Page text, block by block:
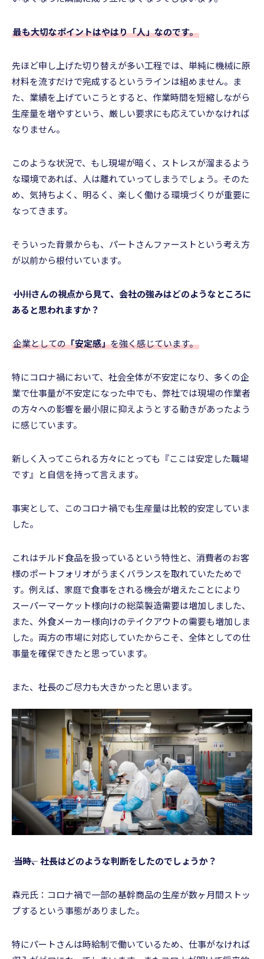
最も大切なポイントはやはり「人」なのです。
先ほど申し上げた切り替えが多い工程では、単純に機械に原
材料を流すだけで完成するというラインは組めません。ま
た、業績を上げていこうとすると、作業時間を短縮しながら
生産量を増やすという、厳しい要求にも応えていかなければ
なりません。
このような状況で、もし現場が暗く、ストレスが溜まるよう
な環境であれば、人は離れていってしまうでしょう。そのた
め、気持ちよく、明るく、楽しく働ける環境づくりが重要に
なってきます。
そういった背景からも、パートさんファーストという考え方
が以前から根付いています。
――― 小川さんの視点から見て、会社の強みはどのようなところに
あると思われますか？
企業としての「安定感」を強く感じています。
特にコロナ禍において、社会全体が不安定になり、多くの企
業で仕事量が不安定になった中でも、弊社では現場の作業者
の方々への影響を最小限に抑えようとする動きがあったよう
に感じています。
新しく入ってこられる方々にとっても『ここは安定した職場
です』と自信を持って言えます。
事実として、このコロナ禍でも生産量は比較的安定していま
した。
これはチルド食品を扱っているという特性と、消費者のお客
様のポートフォリオがうまくバランスを取れていたためで
す。例えば、家庭で食事をされる機会が増えたことにより
スーパーマーケット様向けの総菜製造需要は増加しました、
また、外食メーカー様向けのテイクアウトの需要も増加しま
した。両方の市場に対応していたからこそ、全体としての仕
事量を確保できたと思っています。
また、社長のご尽力も大きかったと思います。
――― 当時、社長はどのような判断をしたのでしょうか？
森元氏：コロナ禍で一部の基幹商品の生産が数ヶ月間ストッ
プするという事態がありました。
特にパートさんは時給制で働いているため、仕事がなければ